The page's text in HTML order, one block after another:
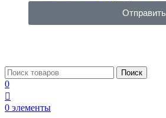
Отправить
Поиск
0
0 элементы